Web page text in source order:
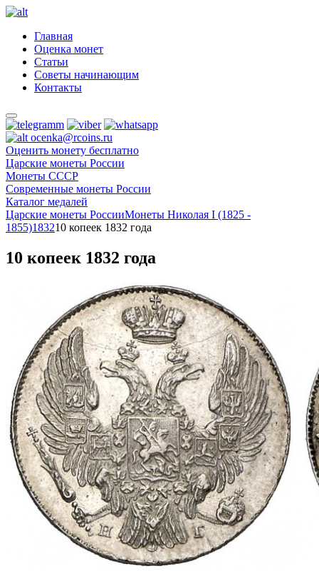
Главная
Оценка монет
Статьи
Советы начинающим
Контакты
ocenka@rcoins.ru
Оценить монету бесплатно
Царские монеты России
Монеты СССР
Современные монеты России
Каталог медалей
Царские монеты РоссииМонеты Николая I (1825 -
1855)183210 копеек 1832 года
10 копеек 1832 года